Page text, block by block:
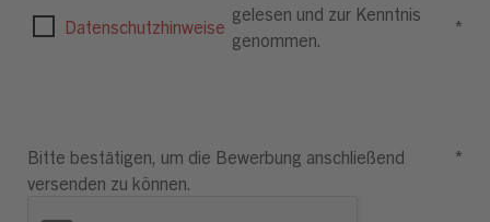
Datenschutzhinweise
gelesen und zur Kenntnis
genommen.
*
Bitte bestätigen, um die Bewerbung anschließend
versenden zu können.
*